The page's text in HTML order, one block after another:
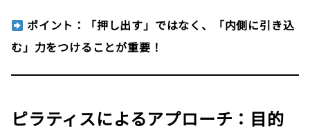
ポイント：「押し出す」ではなく、「内側に引き込
む」力をつけることが重要！
ピラティスによるアプローチ：目的